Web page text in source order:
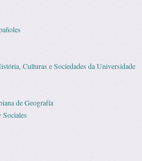
Culturas e Sociedades da Universidade
de Geografía
Sociales